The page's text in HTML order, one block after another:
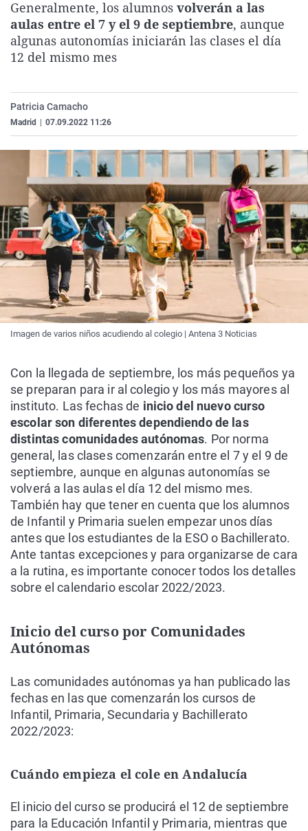
La rosa de los vientos
Gente viajera
Caso
Retornados
Extremadura
Galicia
Virales
Televisión
Generalmente, los alumnos volverán a las
aulas entre el 7 y el 9 de septiembre, aunque
algunas autonomías iniciarán las clases el día
12 del mismo mes
Patricia Camacho
Madrid 07.09.2022 11:26
Imagen de varios niños acudiendo al colegio | Antena 3 Noticias
Con la llegada de septiembre, los más pequeños ya
se preparan para ir al colegio y los más mayores al
instituto. Las fechas de inicio del nuevo curso
escolar son diferentes dependiendo de las
distintas comunidades autónomas. Por norma
general, las clases comenzarán entre el 7 y el 9 de
septiembre, aunque en algunas autonomías se
volverá a las aulas el día 12 del mismo mes.
También hay que tener en cuenta que los alumnos
de Infantil y Primaria suelen empezar unos días
antes que los estudiantes de la ESO o Bachillerato.
Ante tantas excepciones y para organizarse de cara
a la rutina, es importante conocer todos los detalles
sobre el calendario escolar 2022/2023.
Inicio del curso por Comunidades
Autónomas
Las comunidades autónomas ya han publicado las
fechas en las que comenzarán los cursos de
Infantil, Primaria, Secundaria y Bachillerato
2022/2023:
Cuándo empieza el cole en Andalucía
El inicio del curso se producirá el 12 de septiembre
para la Educación Infantil y Primaria, mientras que